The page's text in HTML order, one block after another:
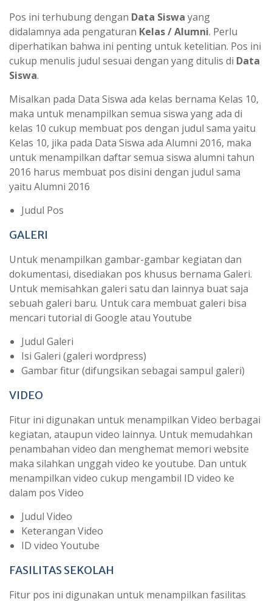
Pos ini terhubung dengan Data Siswa yang
didalamnya ada pengaturan Kelas / Alumni. Perlu
diperhatikan bahwa ini penting untuk ketelitian. Pos ini
cukup menulis judul sesuai dengan yang ditulis di Data
Siswa.
Misalkan pada Data Siswa ada kelas bernama Kelas 10,
maka untuk menampilkan semua siswa yang ada di
kelas 10 cukup membuat pos dengan judul sama yaitu
Kelas 10, jika pada Data Siswa ada Alumni 2016, maka
untuk menampilkan daftar semua siswa alumni tahun
2016 harus membuat pos disini dengan judul sama
yaitu Alumni 2016
Judul Pos
GALERI
Untuk menampilkan gambar-gambar kegiatan dan
dokumentasi, disediakan pos khusus bernama Galeri.
Untuk memisahkan galeri satu dan lainnya buat saja
sebuah galeri baru. Untuk cara membuat galeri bisa
mencari tutorial di Google atau Youtube
Judul Galeri
Isi Galeri (galeri wordpress)
Gambar fitur (difungsikan sebagai sampul galeri)
VIDEO
Fitur ini digunakan untuk menampilkan Video berbagai
kegiatan, ataupun video lainnya. Untuk memudahkan
penambahan video dan menghemat memori website
maka silahkan unggah video ke youtube. Dan untuk
menampilkan video cukup mengambil ID video ke
dalam pos Video
Judul Video
Keterangan Video
ID video Youtube
FASILITAS SEKOLAH
Fitur pos ini digunakan untuk menampilkan fasilitas